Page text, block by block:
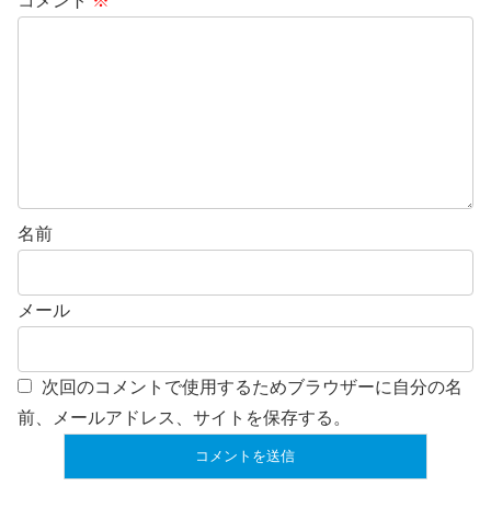
名前
メール
次回のコメントで使用するためブラウザーに自分の名
前、メールアドレス、サイトを保存する。